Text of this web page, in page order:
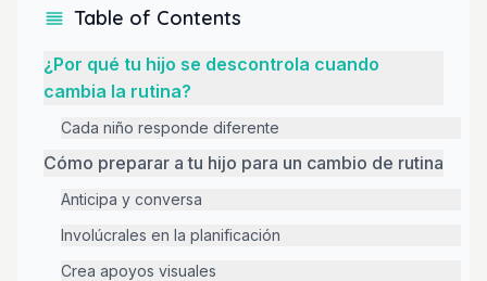
Table of Contents
¿Por qué tu hijo se descontrola cuando
cambia la rutina?
Cada niño responde diferente
Cómo preparar a tu hijo para un cambio de rutina
Anticipa y conversa
Involúcrales en la planificación
Crea apoyos visuales